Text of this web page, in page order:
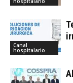
Canal
hospitalario